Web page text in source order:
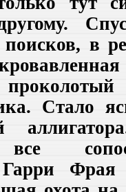
в
Стало
все
Гарри Фра